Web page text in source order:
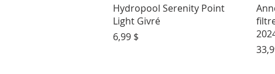
Aperçu rapide
Hydropool Serenity Point
Light Givré
Prix
6,99 $
Prix